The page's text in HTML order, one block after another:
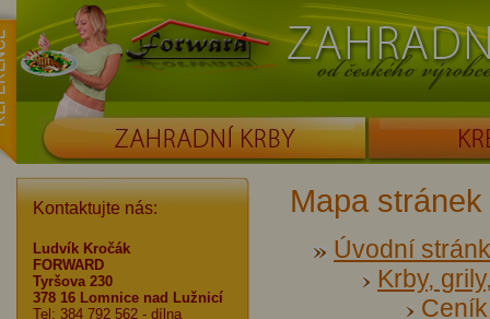
Forward Zahradní krby od
ZAHRADNÍ KRBY KRBOUDÍRNY
Kontaktujte nás:
Ludvík Kročák
FORWARD
Tyršova 230
378 16 Lomnice nad Lužnicí
Tel: 384 792 562 - dílna
Mapa stránek
Úvodní
Krby,